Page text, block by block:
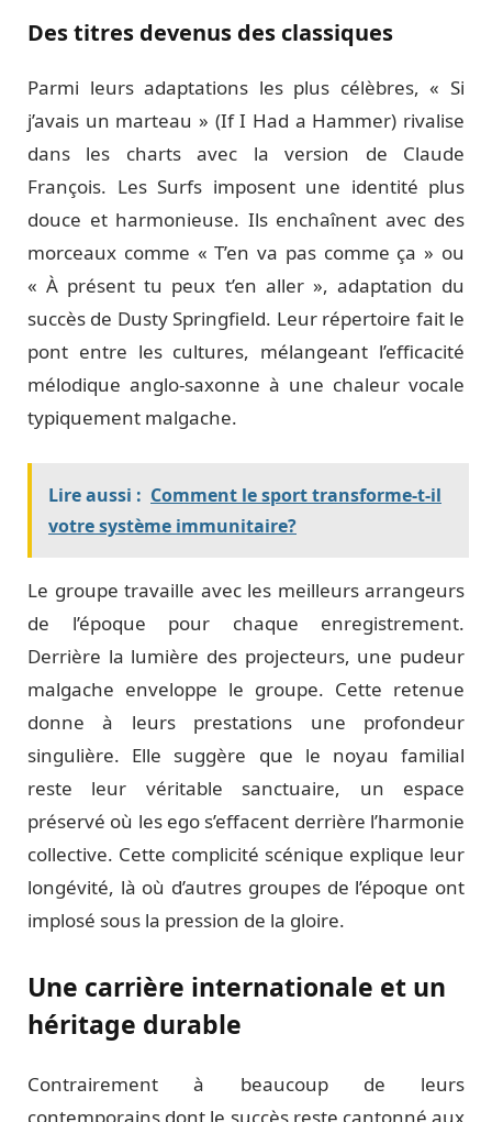
Des titres devenus des classiques
Parmi leurs adaptations les plus célèbres, « Si
j’avais un marteau » (If I Had a Hammer) rivalise
dans les charts avec la version de Claude
François. Les Surfs imposent une identité plus
douce et harmonieuse. Ils enchaînent avec des
morceaux comme « T’en va pas comme ça » ou
« À présent tu peux t’en aller », adaptation du
succès de Dusty Springfield. Leur répertoire fait le
pont entre les cultures, mélangeant l’efficacité
mélodique anglo-saxonne à une chaleur vocale
typiquement malgache.
Lire aussi : Comment le sport transforme-t-il
votre système immunitaire?
Le groupe travaille avec les meilleurs arrangeurs
de l’époque pour chaque enregistrement.
Derrière la lumière des projecteurs, une pudeur
malgache enveloppe le groupe. Cette retenue
donne à leurs prestations une profondeur
singulière. Elle suggère que le noyau familial
reste leur véritable sanctuaire, un espace
préservé où les ego s’effacent derrière l’harmonie
collective. Cette complicité scénique explique leur
longévité, là où d’autres groupes de l’époque ont
implosé sous la pression de la gloire.
Une carrière internationale et un
héritage durable
Contrairement à beaucoup de leurs